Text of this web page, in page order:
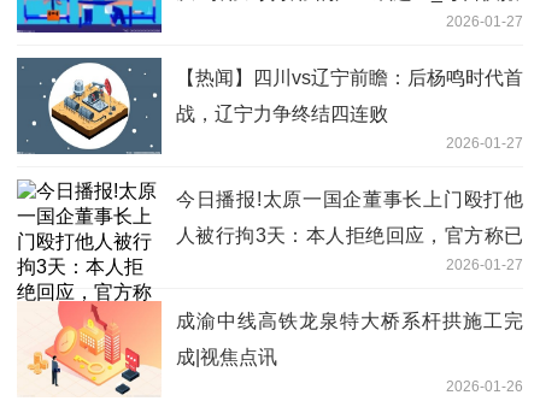
2026-01-27
【热闻】四川vs辽宁前瞻：后杨鸣时代首
战，辽宁力争终结四连败
2026-01-27
今日播报!太原一国企董事长上门殴打他
人被行拘3天：本人拒绝回应，官方称已
2026-01-27
成渝中线高铁龙泉特大桥系杆拱施工完
成|视焦点讯
2026-01-26